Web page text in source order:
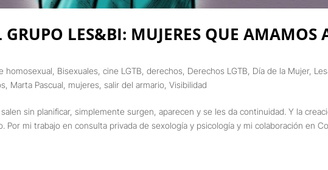
LES&BI: MUJERES QUE AMAMOS
homosexual Bisexuales ,cine LGTB ,derechos Derechos LGTB Día de la Mujer,
Marta Pascual mujeres ,salir del armario ,Visibilidad
sin planificar, simplemente surgen, aparecen y se les da continuidad. Y la
Por mi trabajo en consulta privada de sexología y psicología y mi colaboración en